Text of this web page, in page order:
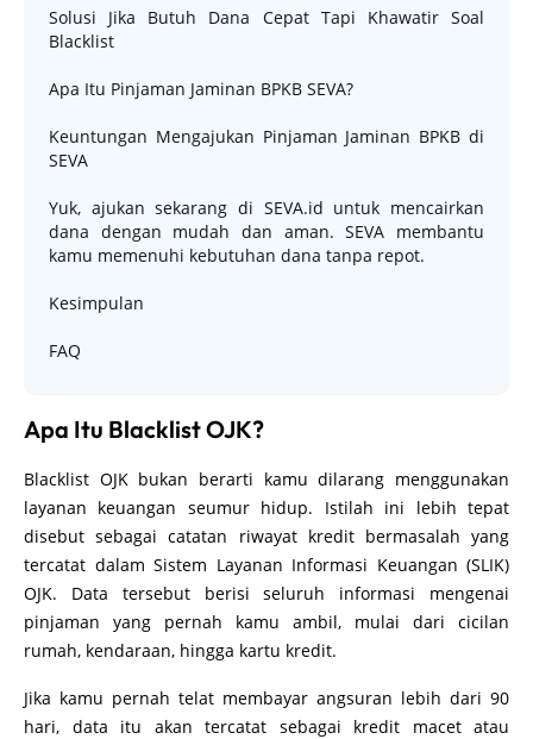
Solusi Jika Butuh Dana Cepat Tapi Khawatir Soal
Blacklist
Apa Itu Pinjaman Jaminan BPKB SEVA?
Keuntungan Mengajukan Pinjaman Jaminan BPKB di
SEVA
Yuk, ajukan sekarang di SEVA.id untuk mencairkan
dana dengan mudah dan aman. SEVA membantu
kamu memenuhi kebutuhan dana tanpa repot.
Kesimpulan
FAQ
Apa Itu Blacklist OJK?
Blacklist OJK bukan berarti kamu dilarang menggunakan
layanan keuangan seumur hidup. Istilah ini lebih tepat
disebut sebagai catatan riwayat kredit bermasalah yang
tercatat dalam Sistem Layanan Informasi Keuangan (SLIK)
OJK. Data tersebut berisi seluruh informasi mengenai
pinjaman yang pernah kamu ambil, mulai dari cicilan
rumah, kendaraan, hingga kartu kredit.
Jika kamu pernah telat membayar angsuran lebih dari 90
hari, data itu akan tercatat sebagai kredit macet atau